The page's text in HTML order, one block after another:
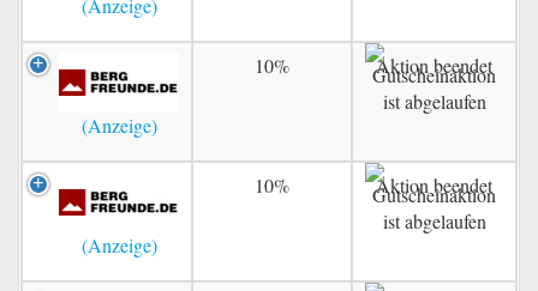
10% Aktion beendet
10% Aktion beendet